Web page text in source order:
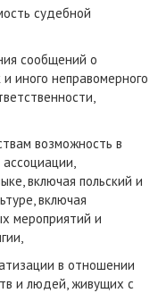
судебной
сообщений о
иного неправомерного
возможность в
включая польский и
включая
мероприятий и
в отношении
и людей, живущих с